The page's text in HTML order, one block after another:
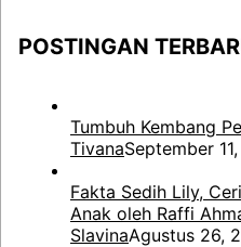
POSTINGAN
Tumbuh Kembang
TivanaSeptember
Fakta Sedih Lily,
Anak oleh Raffi
SlavinaAgustus 26,